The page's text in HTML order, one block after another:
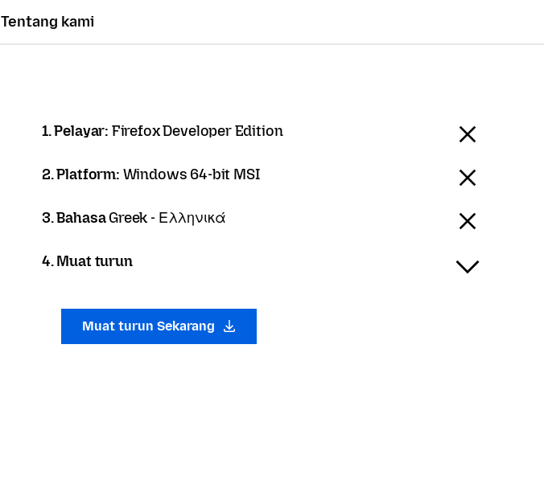
Tentang kami
1. Pelayar: Firefox Developer Edition
2. Platform: Windows 64-bit MSI
3. BahasaGreek - Ελληνικά
4. Muat turun
Muat turun Sekarang